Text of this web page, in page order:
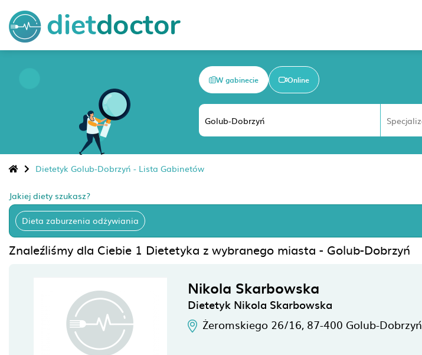
W gabinecie Online
Dietetyk Golub-Dobrzyń - Lista Gabinetów
Jakiej diety szukasz?
Dieta zaburzenia odżywiania
Znaleźliśmy dla Ciebie 1 Dietetyka z wybranego miasta - Golub-Dobrzyń
Nikola Skarbowska
Dietetyk Nikola Skarbowska
Żeromskiego 26/16, 87-400 Golub-Dobrzyń